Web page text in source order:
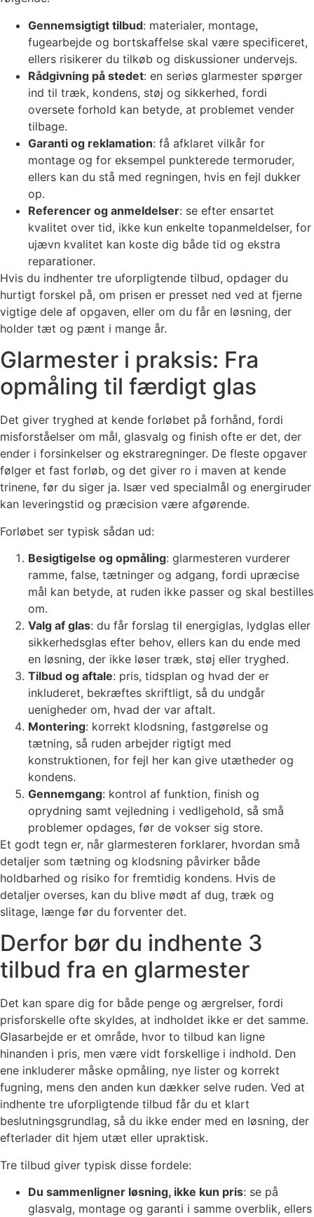
Gennemsigtigt tilbud: materialer, montage,
fugearbejde og bortskaffelse skal være specificeret,
ellers risikerer du tilkøb og diskussioner undervejs.
Rådgivning på stedet: en seriøs glarmester spørger
ind til træk, kondens, støj og sikkerhed, fordi
oversete forhold kan betyde, at problemet vender
tilbage.
Garanti og reklamation: få afklaret vilkår for
montage og for eksempel punkterede termoruder,
ellers kan du stå med regningen, hvis en fejl dukker
op.
Referencer og anmeldelser: se efter ensartet
kvalitet over tid, ikke kun enkelte topanmeldelser, for
ujævn kvalitet kan koste dig både tid og ekstra
reparationer.
Hvis du indhenter tre uforpligtende tilbud, opdager du
hurtigt forskel på, om prisen er presset ned ved at fjerne
vigtige dele af opgaven, eller om du får en løsning, der
holder tæt og pænt i mange år.
Glarmester i praksis: Fra
opmåling til færdigt glas
Det giver tryghed at kende forløbet på forhånd, fordi
misforståelser om mål, glasvalg og finish ofte er det, der
ender i forsinkelser og ekstraregninger. De fleste opgaver
følger et fast forløb, og det giver ro i maven at kende
trinene, før du siger ja. Især ved specialmål og energiruder
kan leveringstid og præcision være afgørende.
Forløbet ser typisk sådan ud:
Besigtigelse og opmåling: glarmesteren vurderer
ramme, false, tætninger og adgang, fordi upræcise
mål kan betyde, at ruden ikke passer og skal bestilles
om.
Valg af glas: du får forslag til energiglas, lydglas eller
sikkerhedsglas efter behov, ellers kan du ende med
en løsning, der ikke løser træk, støj eller tryghed.
Tilbud og aftale: pris, tidsplan og hvad der er
inkluderet, bekræftes skriftligt, så du undgår
uenigheder om, hvad der var aftalt.
Montering: korrekt klodsning, fastgørelse og
tætning, så ruden arbejder rigtigt med
konstruktionen, for fejl her kan give utætheder og
kondens.
Gennemgang: kontrol af funktion, finish og
oprydning samt vejledning i vedligehold, så små
problemer opdages, før de vokser sig store.
Et godt tegn er, når glarmesteren forklarer, hvordan små
detaljer som tætning og klodsning påvirker både
holdbarhed og risiko for fremtidig kondens. Hvis de
detaljer overses, kan du blive mødt af dug, træk og
slitage, længe før du forventer det.
Derfor bør du indhente 3
tilbud fra en glarmester
Det kan spare dig for både penge og ærgrelser, fordi
prisforskelle ofte skyldes, at indholdet ikke er det samme.
Glasarbejde er et område, hvor to tilbud kan ligne
hinanden i pris, men være vidt forskellige i indhold. Den
ene inkluderer måske opmåling, nye lister og korrekt
fugning, mens den anden kun dækker selve ruden. Ved at
indhente tre uforpligtende tilbud får du et klart
beslutningsgrundlag, så du ikke ender med en løsning, der
efterlader dit hjem utæt eller upraktisk.
Tre tilbud giver typisk disse fordele:
Du sammenligner løsning, ikke kun pris: se på
glasvalg, montage og garanti i samme overblik, ellers